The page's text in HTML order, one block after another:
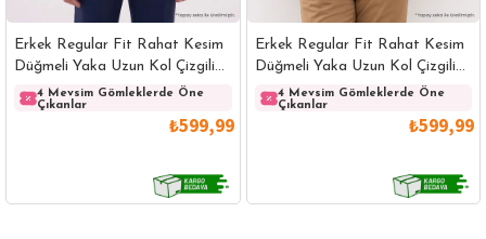
Erkek Regular Fit Rahat Kesim
Düğmeli Yaka Uzun Kol Çizgili
Pamuklu Beyaz Gömlek
4 Mevsim Gömleklerde Öne
Çıkanlar
₺599,99
Erkek Regular Fit Rahat Kesim
Düğmeli Yaka Uzun Kol Çizgili
Pamuklu Lacivert Gömlek
4 Mevsim Gömleklerde Öne
Çıkanlar
₺599,99